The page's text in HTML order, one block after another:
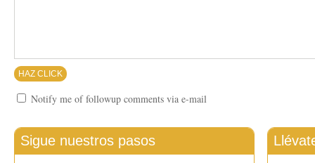
Notify me of followup comments via e-mail
Sigue nuestros pasos